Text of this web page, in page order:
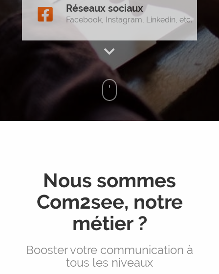
Réseaux sociaux
Facebook, Instagram, Linkedin, etc.
Graphisme
Logos, cartes de visites, etc.
Nous sommes
Com2see, notre
métier ?
Booster votre communication à
tous les niveaux